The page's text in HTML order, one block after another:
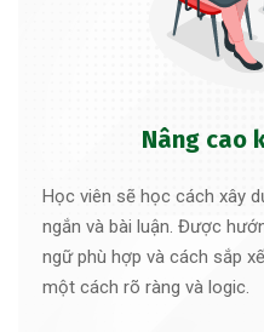
Nâng cao
Học viên sẽ học cách xây
ngắn và bài luận. Được
ngữ phù hợp và cách sắp
một cách rõ ràng và logic.